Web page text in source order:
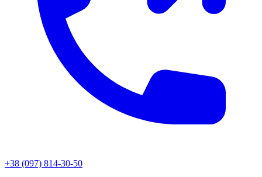
+38 (097) 814-30-50